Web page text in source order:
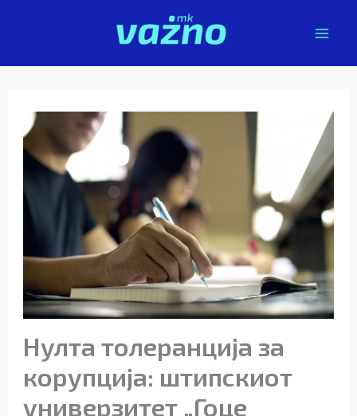
Нулта толеранција за
корупција: штипскиот
универзитет „Гоце